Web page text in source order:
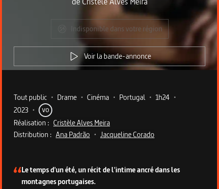
Indisponible dans votre région
Voir la bande-annonce
Metadata du programme
Tout public • Drame • Cinéma • Portugal • 1h24 •
2023 • VO
Réalisation : Cristèle Alves Meira
Distribution : Ana Padrão • Jacqueline Corado
Le temps d'un été, un récit de l'intime ancré dans les
montagnes portugaises.